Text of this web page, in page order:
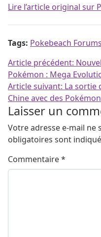
Lire l’article original sur
Tags: Pokebeach Forums
Navigation de
Article précédent:
Pokémon : Mega
Article suivant: La sortie
Chine avec des
Laisser un
Votre adresse e-mail ne
obligatoires sont
Commentaire*